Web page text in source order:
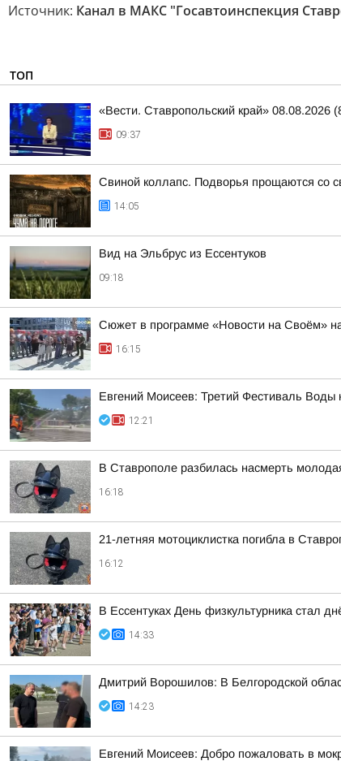
Источник: Канал в МАКС "Госавтоинспекция
ТОП
«Вести. Ставропольский край» 08.08.2026
09:37
Свиной коллапс. Подворья прощаются со
14:05
Вид на Эльбрус из Ессентуков
09:18
Сюжет в программе «Новости на Своём»
16:15
Евгений Моисеев: Третий Фестиваль Воды
12:21
В Ставрополе разбилась насмерть
16:18
21-летняя мотоциклистка погибла в
16:12
В Ессентуках День физкультурника стал
14:33
Дмитрий Ворошилов: В Белгородской
14:23
Евгений Моисеев: Добро пожаловать в